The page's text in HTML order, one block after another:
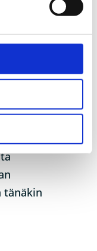
viikon
tänäkin